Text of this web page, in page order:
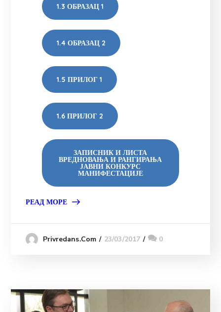
1.3 ОБРАЗАЦ 1
1.4 ОБРАЗАЦ 2
1.5 ПРИЛОГ 1
1.6 ПРИЛОГ 2
ЗАПИСНИК И ЛИСТА
ВРЕДНОВАЊА И РАНГИРАЊА
ЈАВНИ КОНКУРС
МАНИФЕСТАЦИЈЕ
РЕАД МОРЕ
Privredans.com 23/03/2017 0